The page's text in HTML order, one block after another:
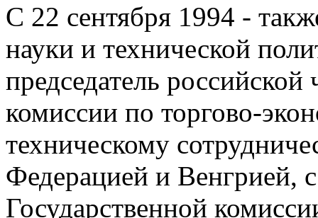
С 22 сентября 1994 -
науки и технической
председатель
комиссии по торгово-
техническому
Федерацией и Венгрией,
Государственной